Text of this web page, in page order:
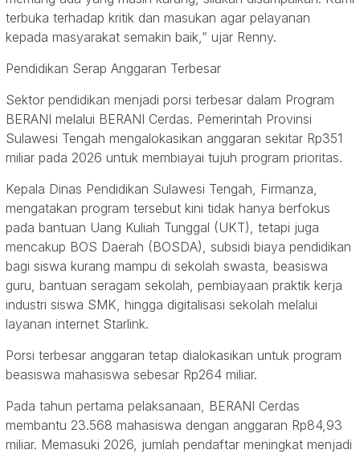
terbuka terhadap kritik dan masukan agar pelayanan
kepada masyarakat semakin baik,” ujar Renny.
Pendidikan Serap Anggaran Terbesar
Sektor pendidikan menjadi porsi terbesar dalam Program
BERANI melalui BERANI Cerdas. Pemerintah Provinsi
Sulawesi Tengah mengalokasikan anggaran sekitar Rp351
miliar pada 2026 untuk membiayai tujuh program prioritas.
Kepala Dinas Pendidikan Sulawesi Tengah, Firmanza,
mengatakan program tersebut kini tidak hanya berfokus
pada bantuan Uang Kuliah Tunggal (UKT), tetapi juga
mencakup BOS Daerah (BOSDA), subsidi biaya pendidikan
bagi siswa kurang mampu di sekolah swasta, beasiswa
guru, bantuan seragam sekolah, pembiayaan praktik kerja
industri siswa SMK, hingga digitalisasi sekolah melalui
layanan internet Starlink.
Porsi terbesar anggaran tetap dialokasikan untuk program
beasiswa mahasiswa sebesar Rp264 miliar.
Pada tahun pertama pelaksanaan, BERANI Cerdas
membantu 23.568 mahasiswa dengan anggaran Rp84,93
miliar. Memasuki 2026, jumlah pendaftar meningkat menjadi